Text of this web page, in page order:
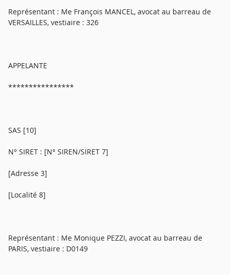
Représentant : Me François MANCEL, avocat au barreau de
VERSAILLES, vestiaire : 326
APPELANTE
****************
SAS [10]
N° SIRET : [N° SIREN/SIRET 7]
[Adresse 3]
[Localité 8]
Représentant : Me Monique PEZZI, avocat au barreau de
PARIS, vestiaire : D0149